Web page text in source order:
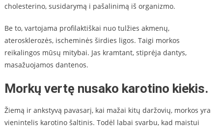
cholesterino, susidarymą i pašalinimą iš organizmo.
Be to, vartojama profilaktiškai nuo tulžies akmenų,
aterosklerozės, ischeminės širdies ligos. Taigi morkos
reikalingos mūsų mitybai. Jas kramtant, stiprėja dantys,
masažuojamos dantenos.
Morkų vertę nusako karotino kiekis.
Žiemą ir ankstyvą pavasarį, kai mažai kitų daržovių, morkos yra
vienintelis karotino šaltinis. Todėl labai svarbu, kad maistui